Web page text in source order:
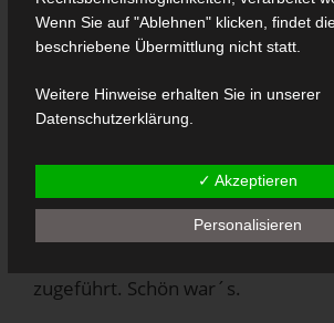
Zwischenstopp im Garten-Cafe in
unterwegs.
Über die Geschichte der Felder
auf dem Weg unser Dieter besten
,,Poppelsche“ erfahren. Die
Griechen im Melsterhofe. Dort
Kalorien, die wir uns vorher
zugeführt. Schön war´s.
Wenn Sie auf "Ablehnen" klicken, findet
beschriebene Übermittlung nicht statt.
Weitere Hinweise erhalten Sie in unserer
Datenschutzerklärung
✓ Akzeptieren
Personalisieren